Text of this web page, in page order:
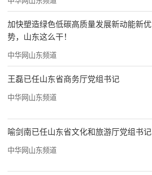
加快塑造绿色低碳高质量发展新动能新优
势，山东这么干！
中华网山东频道
王磊已任山东省商务厅党组书记
中华网山东频道
喻剑南已任山东省文化和旅游厅党组书记
中华网山东频道